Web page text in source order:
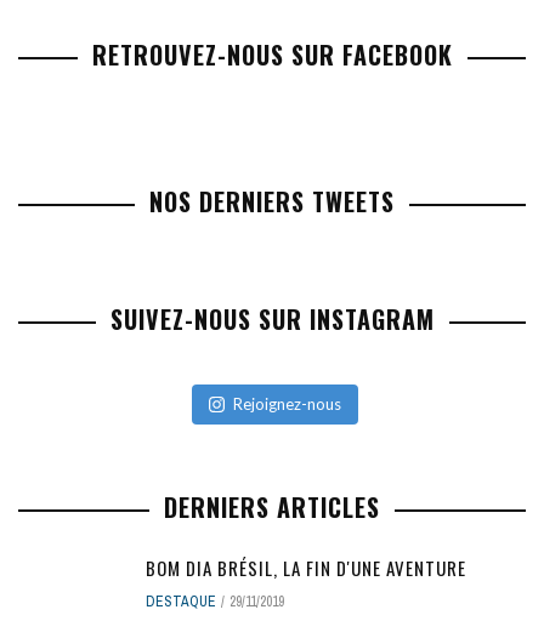
RETROUVEZ-NOUS SUR FACEBOOK
NOS DERNIERS TWEETS
SUIVEZ-NOUS SUR INSTAGRAM
Rejoignez-nous
DERNIERS ARTICLES
BOM DIA BRÉSIL, LA FIN D'UNE AVENTURE
DESTAQUE 29/11/2019